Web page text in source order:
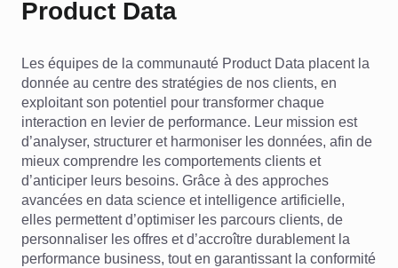
Product Data
Les équipes de la communauté Product Data placent la
donnée au centre des stratégies de nos clients, en
exploitant son potentiel pour transformer chaque
interaction en levier de performance. Leur mission est
d’analyser, structurer et harmoniser les données, afin de
mieux comprendre les comportements clients et
d’anticiper leurs besoins. Grâce à des approches
avancées en data science et intelligence artificielle,
elles permettent d’optimiser les parcours clients, de
personnaliser les offres et d’accroître durablement la
performance business, tout en garantissant la conformité